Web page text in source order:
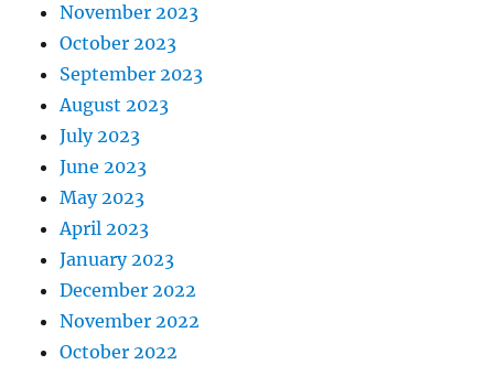
November 2023
October 2023
September 2023
August 2023
July 2023
June 2023
May 2023
April 2023
January 2023
December 2022
November 2022
October 2022